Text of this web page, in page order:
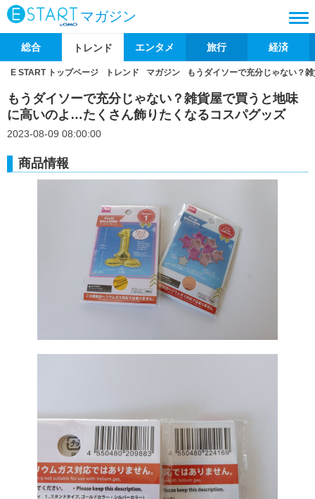
マガジン
総合 トレンド エンタメ 旅行 経済
E START トップページ トレンド マガジン もうダイソーで充分じゃない？
もうダイソーで充分じゃない？雑貨屋で買うと地味
に高いのよ…たくさん飾りたくなるコスパグッズ
2023-08-09 08:00:00
商品情報